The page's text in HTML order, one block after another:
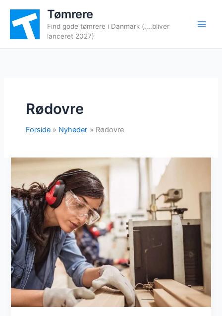
indholdet
Tømrere
Find gode tømrere i Danmark (....bliver
lanceret 2027)
Rødovre
Forside Nyheder Rødovre